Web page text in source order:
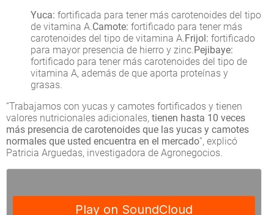
Yuca: fortificada para tener más carotenoides del tipo
de vitamina A.Camote: fortificado para tener más
carotenoides del tipo de vitamina A.Frijol: fortificado
para mayor presencia de hierro y zinc.Pejibaye:
fortificado para tener más carotenoides del tipo de
vitamina A, además de que aporta proteínas y
grasas.
“Trabajamos con yucas y camotes fortificados y tienen
valores nutricionales adicionales, tienen hasta 10 veces
más presencia de carotenoides que las yucas y camotes
normales que usted encuentra en el mercado“, explicó
Patricia Arguedas, investigadora de Agronegocios.